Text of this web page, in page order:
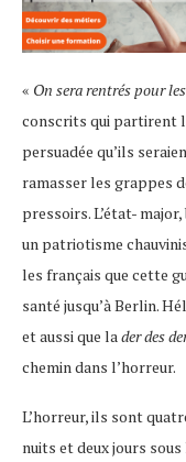
« On sera rentrés pour
conscrits qui partirent
persuadée qu’ils
ramasser les grappes
pressoirs. L’état-
un patriotisme
les français que cette
santé jusqu’à Berlin.
et aussi que lader des
chemin dans l’horreur.
L’horreur, ils sont
nuits et deux jours